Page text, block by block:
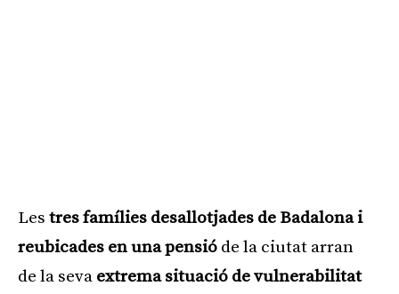
Les tres famílies desallotjades de Badalona i
reubicades en una pensió de la ciutat arran
de la seva extrema situació de vulnerabilitat